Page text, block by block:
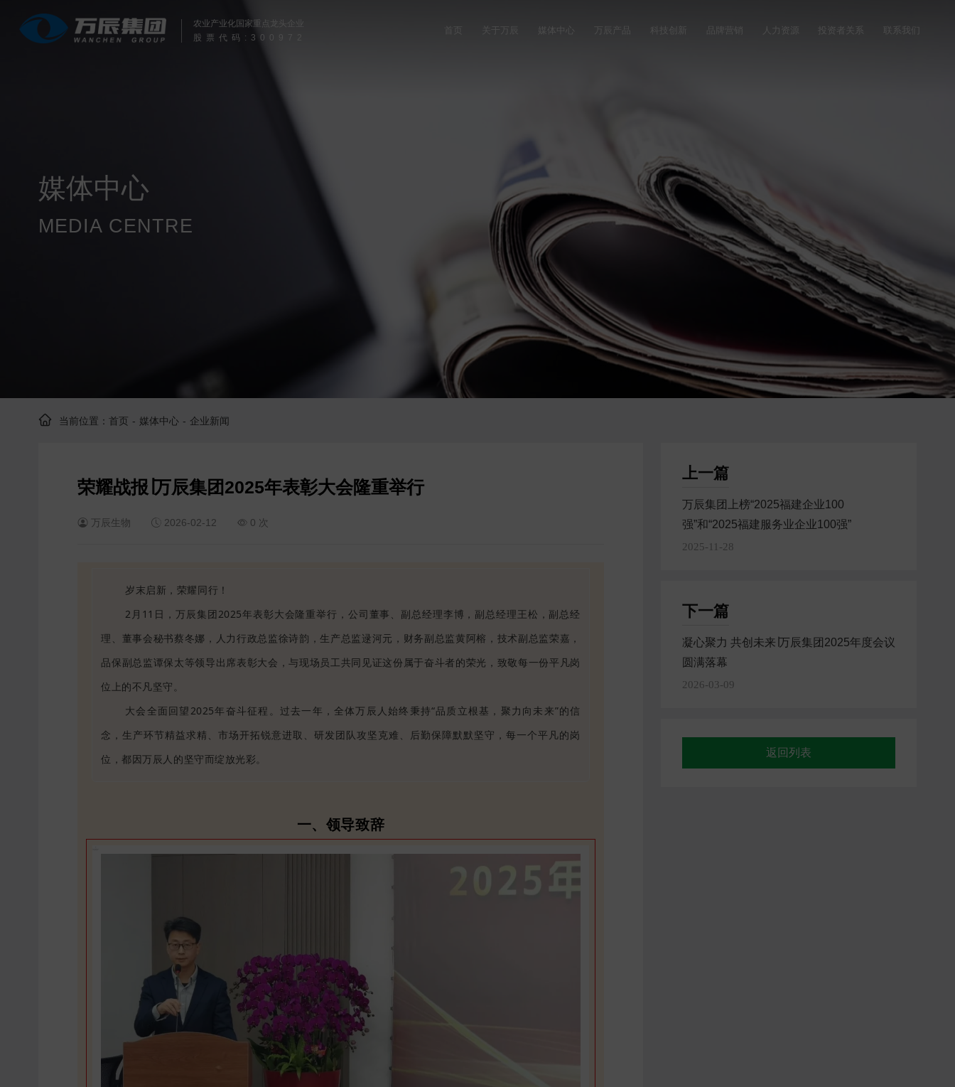
农业产业化国家重点龙头企业
股票代码: 300972
首页 关于万辰 媒体中心 万辰产品 科技创新 品牌营销 人力资源 投资者关系 联系我们
媒体中心
MEDIA CENTRE
当前位置：首页 - 媒体中心 - 企业新闻
荣耀战报∣万辰集团2025年表彰大会隆重举行
万辰生物 2026-02-12 0 次
岁末启新，荣耀同行！
2月11日，万辰集团2025年表彰大会隆重举行 ，公司董事、副总经理李博， 副总经理王松，副总经
理、董事会秘书蔡冬娜， 人力行政总监徐诗韵，生产总监逯河元， 财务副总监黄阿榕， 技术副总监荣嘉，
品保副总监谭保太等领导出席表彰大会，与现场员工共同见证这份属于奋斗者的荣光，致敬每一份平凡岗
位上的不凡坚守。
大会全面回望2025年奋斗征程。过去一年，全体万辰人始终秉持“品质立根基，聚力向未来”的信
念，生产环节精益求精、市场开拓锐意进取、研发团队攻坚克难、后勤保障默默坚守，每一个平凡的岗
位，都因万辰人的坚守而绽放光彩。
一、领导致辞
上一篇
万辰集团上榜“2025福建企业100
强”和“2025福建服务业企业100强”
2025-11-28
下一篇
凝心聚力 共创未来∣万辰集团2025年度会议
圆满落幕
2026-03-09
返回列表